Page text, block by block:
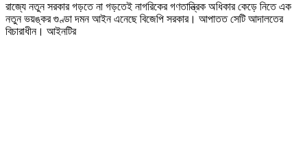
রাজ্যে নতুন সরকার গড়তে না গড়তেই নাগরিকের গণতান্ত্রিক অধিকার কেড়ে নিতে এক
নতুন ভয়ঙ্কর গুণ্ডা দমন আইন এনেছে বিজেপি সরকার। আপাতত সেটি আদালতের
বিচারাধীন। আইনটির